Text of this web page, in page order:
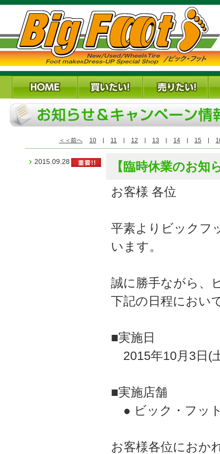
＜＜前へ 10 11 12 13 14 15
2015.09.28
【臨時休業のお
お客様 各位
平素よりビックフ
います。
誠に勝手ながら、
下記の日程におい
■実施日
2015年10月3日(
■実施店舗
● ビック・フッ
お客様各位におか